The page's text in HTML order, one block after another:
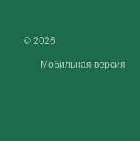
© 2026
Мобильная версия